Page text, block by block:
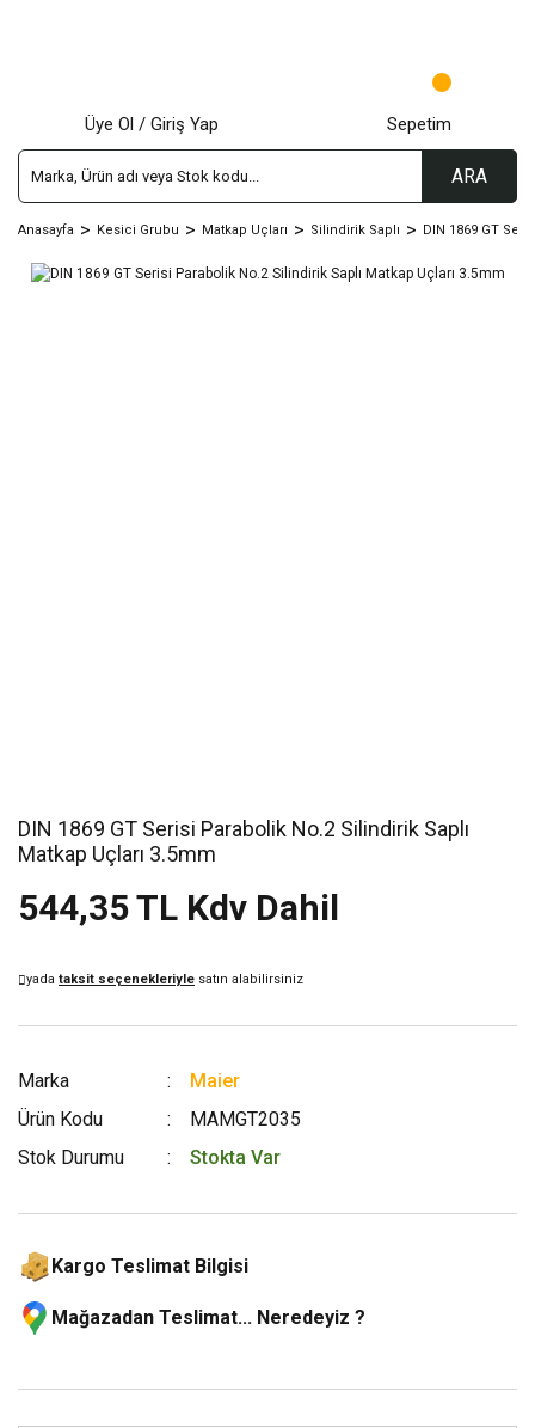
ARA
Üye Ol / Giriş Yap Sepetim
Anasayfa Kesici Grubu Matkap Uçları Silindirik Saplı DIN 1869 GT
DIN 1869 GT Serisi Parabolik No.2 Silindirik Saplı
Matkap Uçları 3.5mm
544,35 TL Kdv Dahil
yada taksit seçenekleriyle satın alabilirsiniz
Marka
Maier
Ürün Kodu
MAMGT2035
Stok Durumu
Stokta Var
Kargo Teslimat Bilgisi
Mağazadan Teslimat... Neredeyiz ?